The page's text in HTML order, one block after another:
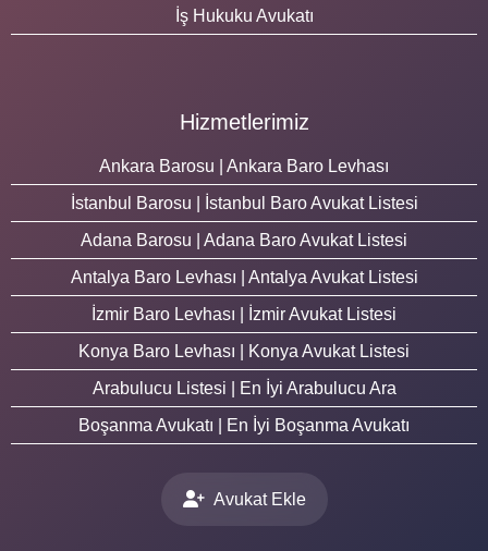
İş Hukuku Avukatı
Hizmetlerimiz
Ankara Barosu | Ankara Baro Levhası
İstanbul Barosu | İstanbul Baro Avukat Listesi
Adana Barosu | Adana Baro Avukat Listesi
Antalya Baro Levhası | Antalya Avukat Listesi
İzmir Baro Levhası | İzmir Avukat Listesi
Konya Baro Levhası | Konya Avukat Listesi
Arabulucu Listesi | En İyi Arabulucu Ara
Boşanma Avukatı | En İyi Boşanma Avukatı
Avukat Ekle